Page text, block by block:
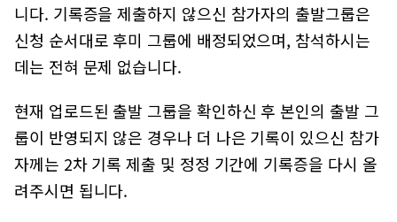
니다. 기록증을 제출하지 않으신 참가자의 출발그룹은
신청 순서대로 후미 그룹에 배정되었으며, 참석하시는
데는 전혀 문제 없습니다.
현재 업로드된 출발 그룹을 확인하신 후 본인의 출발 그
룹이 반영되지 않은 경우나 더 나은 기록이 있으신 참가
자께는 2차 기록 제출 및 정정 기간에 기록증을 다시 올
려주시면 됩니다.